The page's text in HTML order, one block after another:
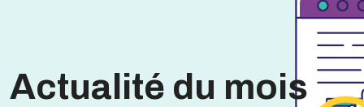
Actualité du mois